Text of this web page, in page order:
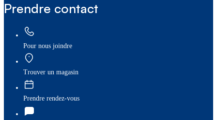
Prendre contact
Pour nous joindre
Trouver un magasin
Prendre rendez-vous